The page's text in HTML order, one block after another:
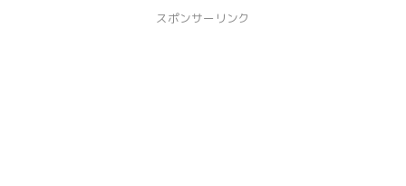
スポンサーリンク